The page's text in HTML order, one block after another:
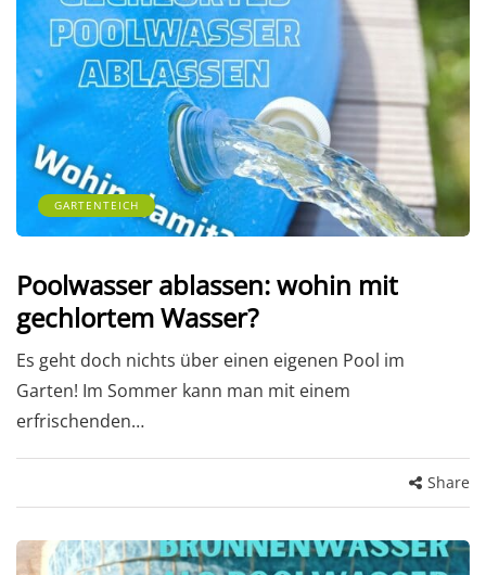
GARTENTEICH
Poolwasser ablassen: wohin mit
gechlortem Wasser?
Es geht doch nichts über einen eigenen Pool im
Garten! Im Sommer kann man mit einem
erfrischenden…
Share